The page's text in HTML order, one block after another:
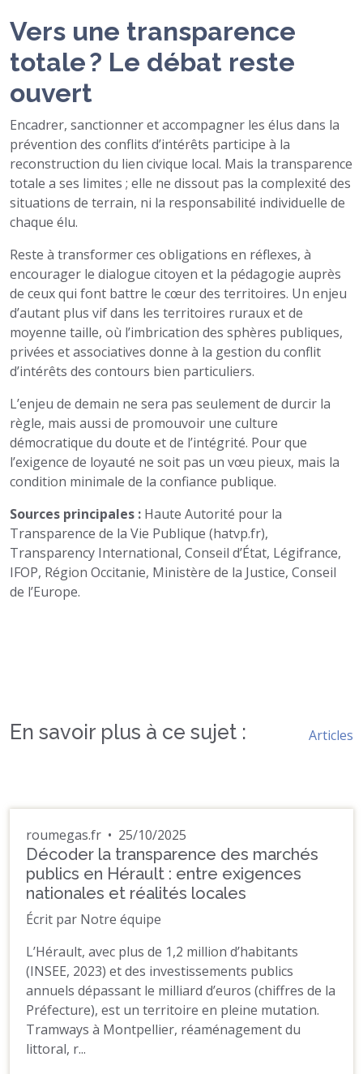
Vers une transparence
totale ? Le débat reste
ouvert
Encadrer, sanctionner et accompagner les élus dans la
prévention des conflits d’intérêts participe à la
reconstruction du lien civique local. Mais la transparence
totale a ses limites ; elle ne dissout pas la complexité des
situations de terrain, ni la responsabilité individuelle de
chaque élu.
Reste à transformer ces obligations en réflexes, à
encourager le dialogue citoyen et la pédagogie auprès
de ceux qui font battre le cœur des territoires. Un enjeu
d’autant plus vif dans les territoires ruraux et de
moyenne taille, où l’imbrication des sphères publiques,
privées et associatives donne à la gestion du conflit
d’intérêts des contours bien particuliers.
L’enjeu de demain ne sera pas seulement de durcir la
règle, mais aussi de promouvoir une culture
démocratique du doute et de l’intégrité. Pour que
l’exigence de loyauté ne soit pas un vœu pieux, mais la
condition minimale de la confiance publique.
Sources principales : Haute Autorité pour la
Transparence de la Vie Publique (hatvp.fr),
Transparency International, Conseil d’État, Légifrance,
IFOP, Région Occitanie, Ministère de la Justice, Conseil
de l’Europe.
En savoir plus à ce sujet : Articles
roumegas.fr • 25/10/2025
Décoder la transparence des marchés
publics en Hérault : entre exigences
nationales et réalités locales
Écrit par Notre équipe
L’Hérault, avec plus de 1,2 million d’habitants
(INSEE, 2023) et des investissements publics
annuels dépassant le milliard d’euros (chiffres de la
Préfecture), est un territoire en pleine mutation.
Tramways à Montpellier, réaménagement du
littoral, r...